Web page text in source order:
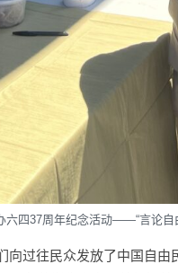
六四37周年纪念活动——“言论
向过往民众发放了中国自